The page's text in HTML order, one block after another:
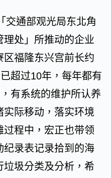
交通部观光局东北角
理处」所推动的企业
区福隆东兴宫前长约
超过10年，每年都有
有系统的维护所认养
实际移动，落实环境
过程中，宏正也带领
纪录表记录拾到的海
圾分类及分析，希